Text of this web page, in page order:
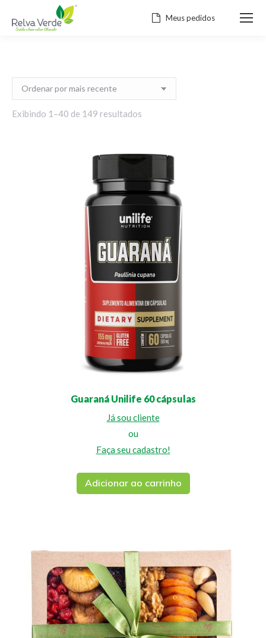
Meus pedidos
Exibindo 1–40 de 149 resultados
recente
Guaraná Unilife 60 cápsulas
Já sou cliente
ou
Faça seu cadastro!
Adicionar ao carrinho